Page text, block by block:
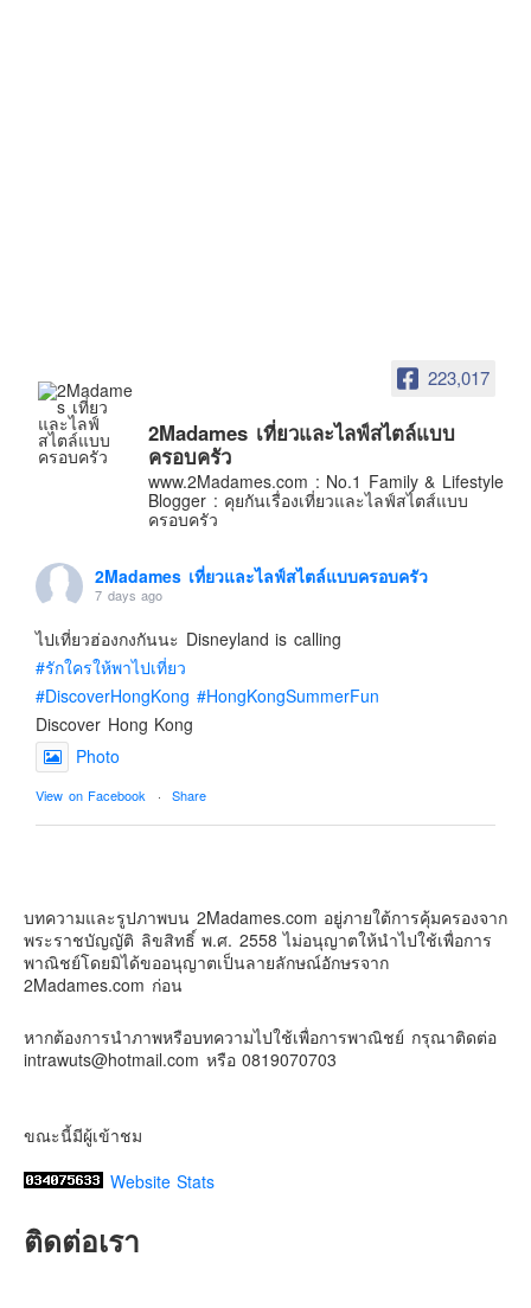
ฟิลิปปินส์
ออสเตรเลีย
บทความครอบครัว
Beauty Review
รีวิวสายการบิน
Products & Applications
Events & PR News
About Us
223,017
2Madames เที่ยวและไลฟ์สไตล์แบบ
ครอบครัว
www.2Madames.com : No.1 Family & Lifestyle
Blogger : คุยกันเรื่องเที่ยวและไลฟ์สไตส์แบบ
ครอบครัว
2Madames เที่ยวและไลฟ์สไตล์แบบครอบครัว
7 days ago
ไปเที่ยวฮ่องกงกันนะ Disneyland is calling
#รักใครให้พาไปเที่ยว
#DiscoverHongKong #HongKongSummerFun
Discover Hong Kong
Photo
View on Facebook · Share
เตรียมไว้หนวด ถอยปืนลูกซอง
#น้องเกรซ #ลูกสาวเราเป็นสาวแล้ว
Photo
บทความและรูปภาพบน 2Madames.com อยู่ภายใต้การคุ้มครองจาก
พระราชบัญญัติ ลิขสิทธิ์ พ.ศ. 2558 ไม่อนุญาตให้นำไปใช้เพื่อการ
พาณิชย์โดยมิได้ขออนุญาตเป็นลายลักษณ์อักษรจาก
2Madames.com ก่อน
หากต้องการนำภาพหรือบทความไปใช้เพื่อการพาณิชย์ กรุณาติดต่อ
intrawuts@hotmail.com หรือ 0819070703
ขณะนี้มีผู้เข้าชม
Website Stats
ติดต่อเรา